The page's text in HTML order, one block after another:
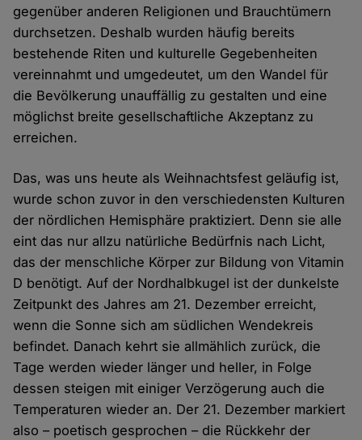
gegenüber anderen Religionen und Brauchtümern
durchsetzen. Deshalb wurden häufig bereits
bestehende Riten und kulturelle Gegebenheiten
vereinnahmt und umgedeutet, um den Wandel für
die Bevölkerung unauffällig zu gestalten und eine
möglichst breite gesellschaftliche Akzeptanz zu
erreichen.
Das, was uns heute als Weihnachtsfest geläufig ist,
wurde schon zuvor in den verschiedensten Kulturen
der nördlichen Hemisphäre praktiziert. Denn sie alle
eint das nur allzu natürliche Bedürfnis nach Licht,
das der menschliche Körper zur Bildung von Vitamin
D benötigt. Auf der Nordhalbkugel ist der dunkelste
Zeitpunkt des Jahres am 21. Dezember erreicht,
wenn die Sonne sich am südlichen Wendekreis
befindet. Danach kehrt sie allmählich zurück, die
Tage werden wieder länger und heller, in Folge
dessen steigen mit einiger Verzögerung auch die
Temperaturen wieder an. Der 21. Dezember markiert
also – poetisch gesprochen – die Rückkehr der